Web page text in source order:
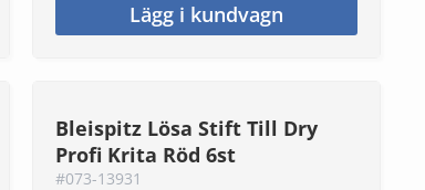
Lägg i kundvagn
Bleispitz Lösa Stift Till Dry
Profi Krita Röd 6st
#073-13931